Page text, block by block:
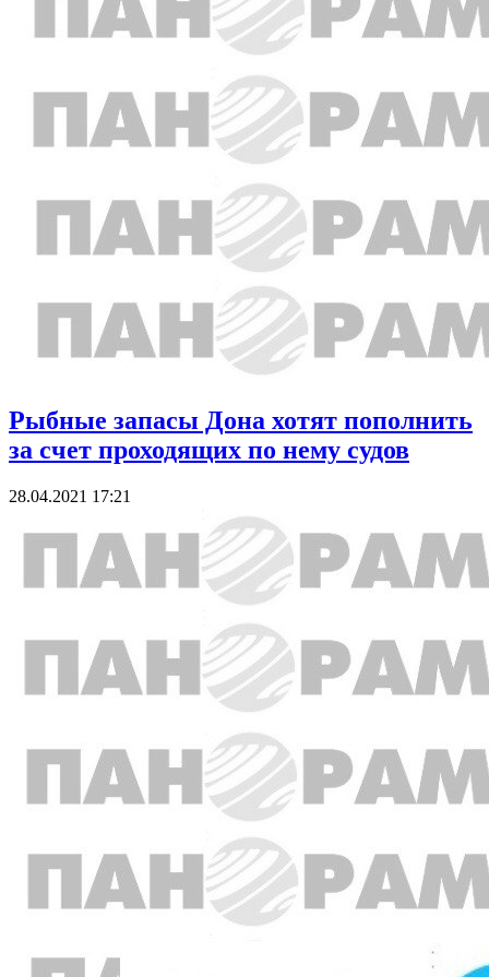
Рыбные запасы Дона хотят пополнить
за счет проходящих по нему судов
28.04.2021 17:21